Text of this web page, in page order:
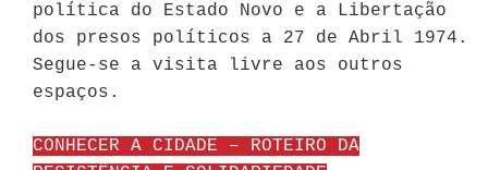
política do Estado Novo e a Libertação
dos presos políticos a 27 de Abril 1974.
Segue-se a visita livre aos outros
espaços.
CONHECER A CIDADE – ROTEIRO DA